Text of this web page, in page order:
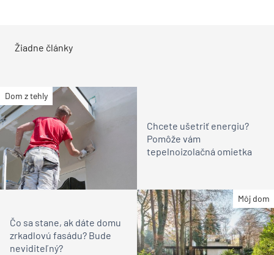
Žiadne články
Dom z tehly
Chcete ušetriť energiu?
Pomôže vám
tepelnoizolačná omietka
Môj dom
Čo sa stane, ak dáte domu
zrkadlovú fasádu? Bude
neviditeľný?